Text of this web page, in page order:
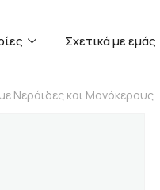
Σχετικά με εμάς
Νεράιδες και Μονόκερους